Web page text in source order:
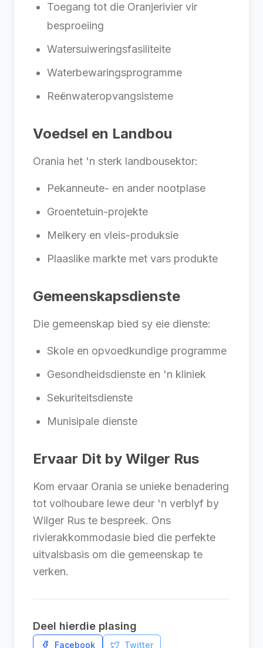
Toegang tot die Oranjerivier vir
besproeiing
Watersuiweringsfasiliteite
Waterbewaringsprogramme
Reënwateropvangsisteme
Voedsel en Landbou
Orania het 'n sterk landbousektor:
Pekanneute- en ander nootplase
Groentetuin-projekte
Melkery en vleis-produksie
Plaaslike markte met vars produkte
Gemeenskapsdienste
Die gemeenskap bied sy eie dienste:
Skole en opvoedkundige programme
Gesondheidsdienste en 'n kliniek
Sekuriteitsdienste
Munisipale dienste
Ervaar Dit by Wilger Rus
Kom ervaar Orania se unieke benadering
tot volhoubare lewe deur 'n verblyf by
Wilger Rus te bespreek. Ons
rivierakkommodasie bied die perfekte
uitvalsbasis om die gemeenskap te
verken.
Deel hierdie plasing
Facebook Twitter